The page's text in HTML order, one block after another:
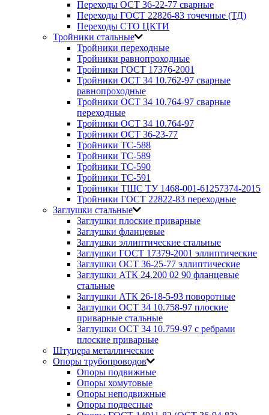
Переходы ОСТ 36-22-77 сварные
Переходы ГОСТ 22826-83 точечные (ТД)
Переходы СТО ЦКТИ
Тройники стальные
Тройники переходные
Тройники равнопроходные
Тройники ГОСТ 17376-2001
Тройники ОСТ 34 10.762-97 сварные
равнопроходные
Тройники ОСТ 34 10.764-97 сварные
переходные
Тройники ОСТ 34 10.764-97
Тройники ОСТ 36-23-77
Тройники ТС-588
Тройники ТС-589
Тройники ТС-590
Тройники ТС-591
Тройники ТШС ТУ 1468-001-61257374-2015
Тройники ГОСТ 22822-83 переходные
Заглушки стальные
Заглушки плоские приварные
Заглушки фланцевые
Заглушки эллиптические стальные
Заглушки ГОСТ 17379-2001 эллиптические
Заглушки ОСТ 36-25-77 эллиптические
Заглушки АТК 24.200 02 90 фланцевые
стальные
Заглушки АТК 26-18-5-93 поворотные
Заглушки ОСТ 34 10.758-97 плоские
приварные стальные
Заглушки ОСТ 34 10.759-97 с ребрами
плоские приварные
Штуцера металлические
Опоры трубопроводов
Опоры подвижные
Опоры хомутовые
Опоры неподвижные
Опоры подвесные